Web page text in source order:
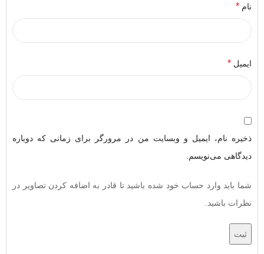
نام *
ایمیل *
ذخیره نام، ایمیل و وبسایت من در مرورگر برای زمانی که دوباره
دیدگاهی می‌نویسم.
شما باید وارد حساب خود شده باشید تا قادر به اضافه کردن تصاویر در
نظرات باشید.